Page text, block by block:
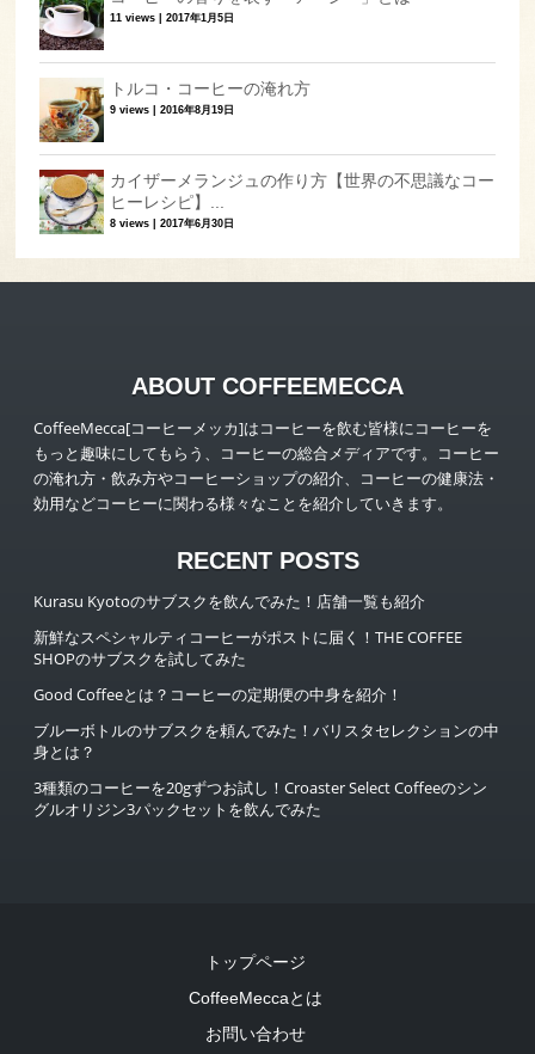
11 views |2017年1月5日
トルコ・コーヒーの淹れ方
9 views |2016年8月19日
カイザーメランジュの作り方【世界の不思議なコー
ヒーレシピ】...
8 views |2017年6月30日
ABOUT COFFEEMECCA
CoffeeMecca[コーヒーメッカ]はコーヒーを飲む皆様にコーヒーを
もっと趣味にしてもらう、コーヒーの総合メディアです。コーヒー
の淹れ方・飲み方やコーヒーショップの紹介、コーヒーの健康法・
効用などコーヒーに関わる様々なことを紹介していきます。
RECENT POSTS
Kurasu Kyotoのサブスクを飲んでみた！店舗一覧も紹介
新鮮なスペシャルティコーヒーがポストに届く！THE COFFEE
SHOPのサブスクを試してみた
Good Coffeeとは？コーヒーの定期便の中身を紹介！
ブルーボトルのサブスクを頼んでみた！バリスタセレクションの中
身とは？
3種類のコーヒーを20gずつお試し！Croaster Select Coffeeのシン
グルオリジン3パックセットを飲んでみた
トップページ
CoffeeMeccaとは
お問い合わせ